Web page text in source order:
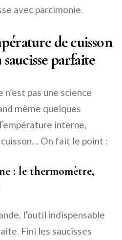
avec parcimonie.
de cuisson
parfaite
n’est pas une science
même quelques
interne,
On fait le point :
: le thermomètre,
l’outil indispensable
Fini les saucisses